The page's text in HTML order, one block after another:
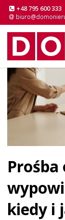
+48 795 600 333
Prośba
kiedy i